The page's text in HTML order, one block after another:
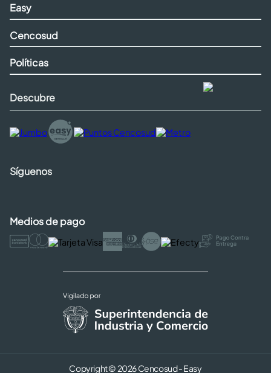
Easy
Cencosud
Políticas
Descubre
Síguenos
Medios de pago
Copyright © 2026 Cencosud - Easy